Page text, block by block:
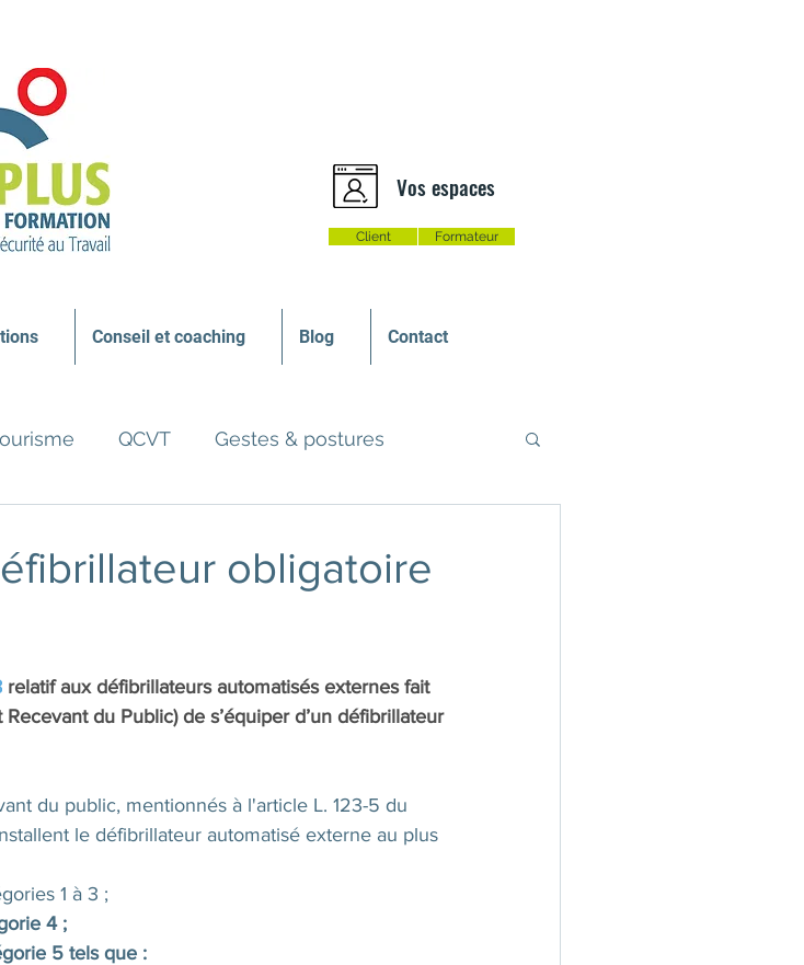
Vos espaces
Client Formateur
Conseil et coaching Blog Contact
QCVT Gestes & postures
obligatoire
relatif aux défibrillateurs automatisés externes fait
du Public) de s’équiper d’un défibrillateur
du public, mentionnés à l'article L. 123-5 du
le défibrillateur automatisé externe au plus
1 à 3 ;
4 ;
5 tels que :